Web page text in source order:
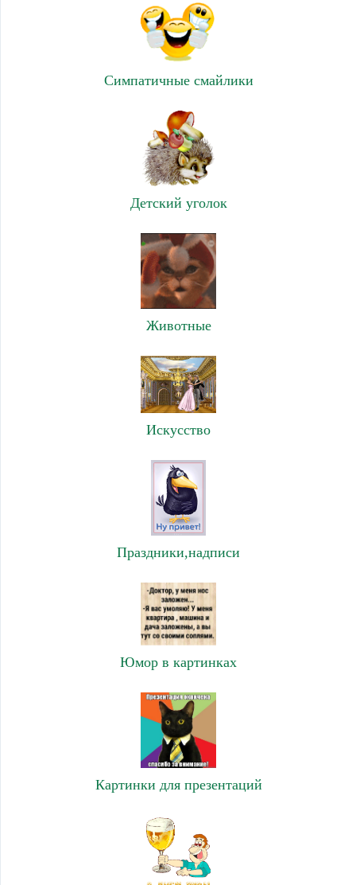
Симпатичные смайлики
Детский уголок
Животные
Искусство
Праздники,надписи
Юмор в картинках
Картинки для презентаций